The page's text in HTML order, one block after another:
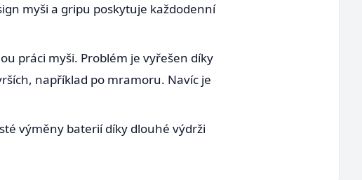
myši a gripu poskytuje každodenní
práci myši. Problém je vyřešen díky
například po mramoru. Navíc je
výměny baterií díky dlouhé výdrži